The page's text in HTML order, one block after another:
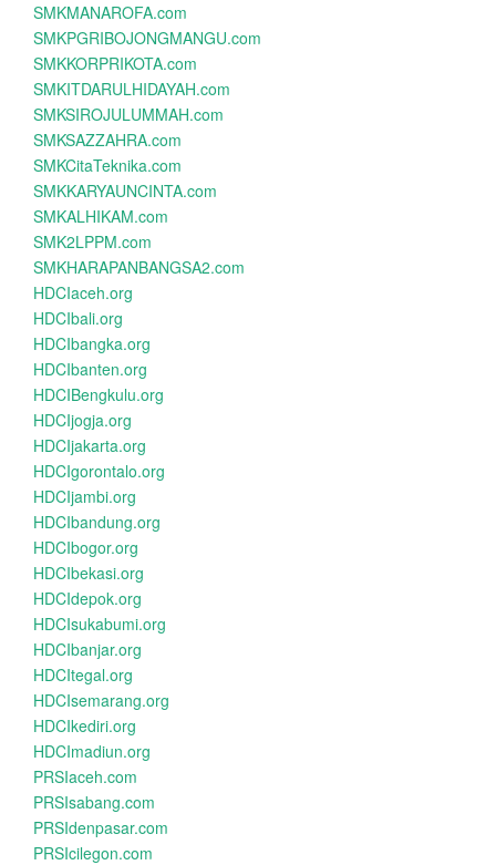
SMKMANAROFA.com
SMKPGRIBOJONGMANGU.com
SMKKORPRIKOTA.com
SMKITDARULHIDAYAH.com
SMKSIROJULUMMAH.com
SMKSAZZAHRA.com
SMKCitaTeknika.com
SMKKARYAUNCINTA.com
SMKALHIKAM.com
SMK2LPPM.com
SMKHARAPANBANGSA2.com
HDCIaceh.org
HDCIbali.org
HDCIbangka.org
HDCIbanten.org
HDCIBengkulu.org
HDCIjogja.org
HDCIjakarta.org
HDCIgorontalo.org
HDCIjambi.org
HDCIbandung.org
HDCIbogor.org
HDCIbekasi.org
HDCIdepok.org
HDCIsukabumi.org
HDCIbanjar.org
HDCItegal.org
HDCIsemarang.org
HDCIkediri.org
HDCImadiun.org
PRSIaceh.com
PRSIsabang.com
PRSIdenpasar.com
PRSIcilegon.com